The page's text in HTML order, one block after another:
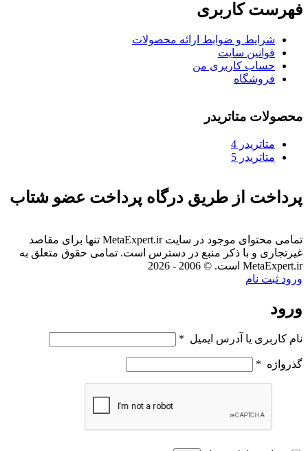
فهرست کاربری
شرایط و ضوابط ارائه محصولات
قوانین سایت
حساب کاربری من
فروشگاه
محصولات متاتریدر
متاتريدر 4
متاتريدر 5
پرداخت از طریق درگاه پرداخت عضو شتاب
تمامی محتوای موجود در سایت MetaExpert.ir تنها برای مقاصد
غیرتجاری و با ذکر منبع در دسترس است. تمامی حقوق متعلق به
MetaExpert.ir است. © 2006 - 2026
ورود ثبت نام
ورود
نام کاربری یا آدرس ایمیل *
گذرواژه *